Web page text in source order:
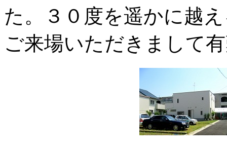
た。３０度を遥かに越
ご来場いただきまして